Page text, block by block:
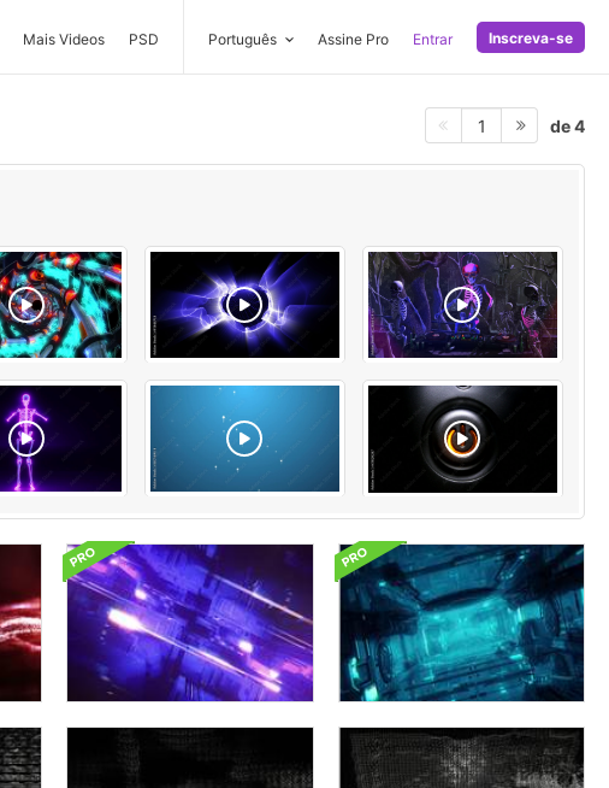
Mais Videos PSD Português Assine Pro Entrar Inscreva-se
1 de 4